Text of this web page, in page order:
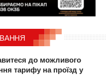
до можливого
тарифу на проїзд у